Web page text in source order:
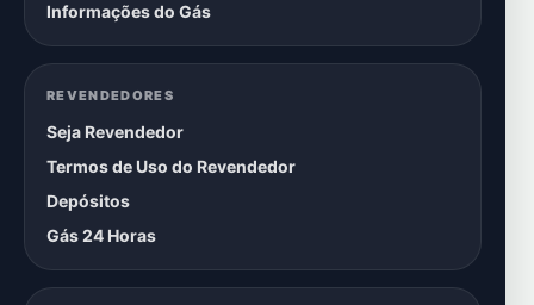
Informações do Gás
REVENDEDORES
Seja Revendedor
Termos de Uso do Revendedor
Depósitos
Gás 24 Horas